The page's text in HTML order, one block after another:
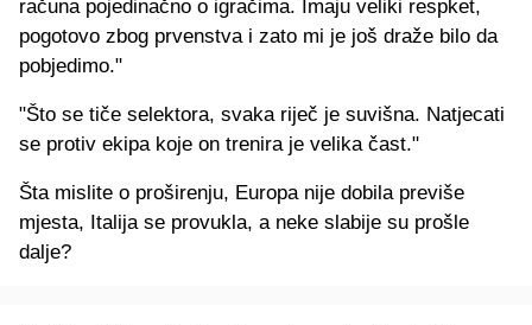
računa pojedinačno o igračima. Imaju veliki respket,
pogotovo zbog prvenstva i zato mi je još draže bilo da
pobjedimo."
"Što se tiče selektora, svaka riječ je suvišna. Natjecati
se protiv ekipa koje on trenira je velika čast."
Šta mislite o proširenju, Europa nije dobila previše
mjesta, Italija se provukla, a neke slabije su prošle
dalje?